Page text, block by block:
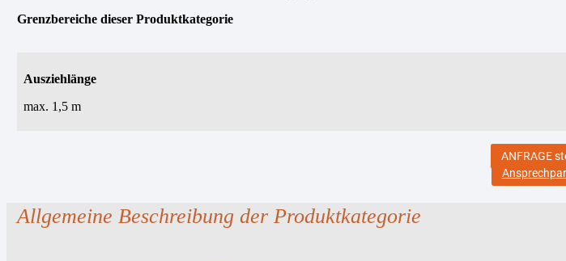
Grenzbereiche dieser Produktkategorie
Ausziehlänge
max. 1,5 m
ANFRAGE
Allgemeine Beschreibung der Produktkategorie